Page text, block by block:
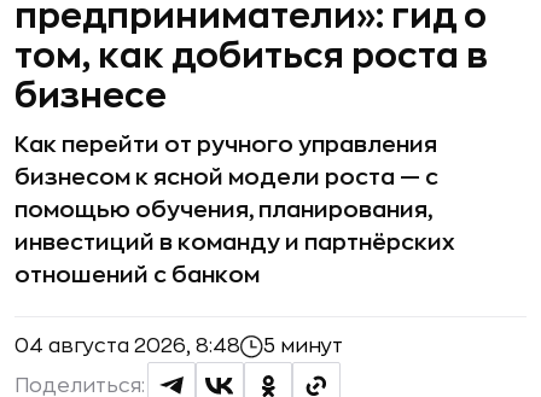
предприниматели»: гид о
том, как добиться роста в
бизнесе
Как перейти от ручного управления
бизнесом к ясной модели роста — с
помощью обучения, планирования,
инвестиций в команду и партнёрских
отношений с банком
04 августа 2026, 8:48 5 минут
Поделиться: